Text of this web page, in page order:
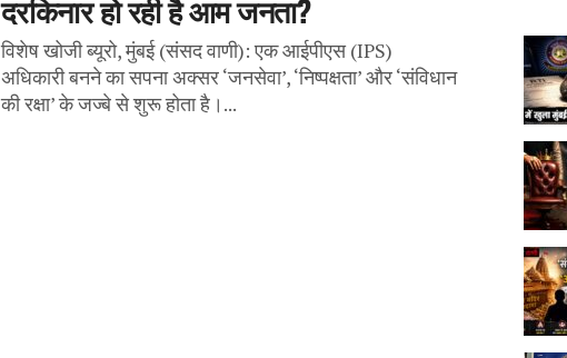
दरकिनार हो रही है आम जनता?
विशेष खोजी ब्यूरो, मुंबई (संसद वाणी): एक आईपीएस (IPS)
अधिकारी बनने का सपना अक्सर ‘जनसेवा’, ‘निष्पक्षता’ और ‘संविधान
की रक्षा’ के जज्बे से शुरू होता है।...